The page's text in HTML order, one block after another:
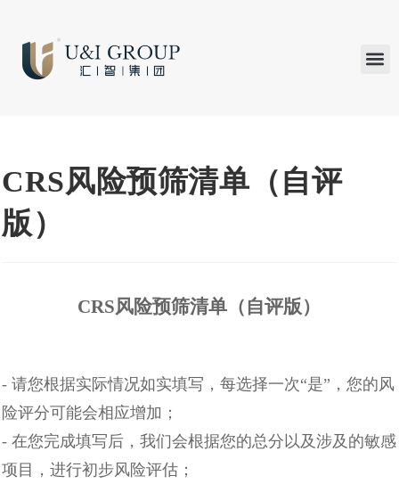
CRS风险预筛清单（自评
版）
CRS风险预筛清单（自评版）
- 请您根据实际情况如实填写，每选择一次“是”，您的风
险评分可能会相应增加；
- 在您完成填写后，我们会根据您的总分以及涉及的敏感
项目，进行初步风险评估；